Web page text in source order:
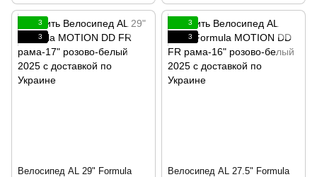
3
3
Велосипед AL 29" Formula
3
3
Велосипед AL 27.5" Formula